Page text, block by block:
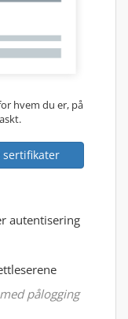
hvem du er, på
sertifikater
autentisering
pålogging